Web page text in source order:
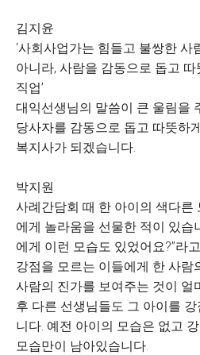
김지윤
‘사회사업가는 힘들고 불쌍한 사
아니라, 사람을 감동으로 돕고
직업’
대익선생님의 말씀이 큰 울림을
당사자를 감동으로 돕고 따뜻하
복지사가 되겠습니다.
박지원
사례간담회 때 한 아이의 색다른
에게 놀라움을 선물한 적이 있습
에게 이런 모습도 있었어요?”라
강점을 모르는 이들에게 한 사람
사람의 진가를 보여주는 것이 얼
후 다른 선생님들도 그 아이를
니다. 예전 아이의 모습은 없고
모습만이 남아있습니다.